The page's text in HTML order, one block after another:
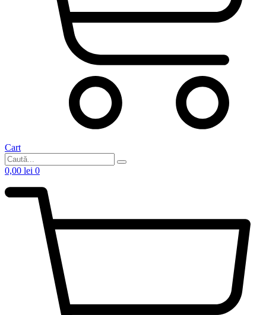
Cart
0,00 lei 0